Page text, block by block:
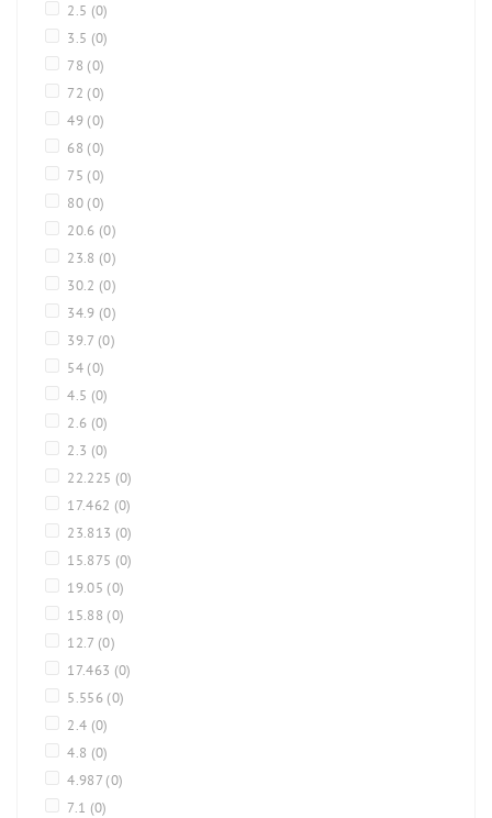
2.5 (0)
3.5 (0)
78 (0)
72 (0)
49 (0)
68 (0)
75 (0)
80 (0)
20.6 (0)
23.8 (0)
30.2 (0)
34.9 (0)
39.7 (0)
54 (0)
4.5 (0)
2.6 (0)
2.3 (0)
22.225 (0)
17.462 (0)
23.813 (0)
15.875 (0)
19.05 (0)
15.88 (0)
12.7 (0)
17.463 (0)
5.556 (0)
2.4 (0)
4.8 (0)
4.987 (0)
7.1 (0)